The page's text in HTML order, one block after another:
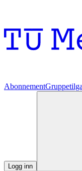
Abonnement
Logg inn